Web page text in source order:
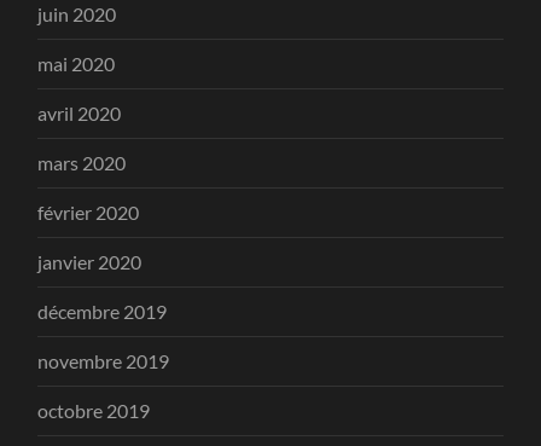
juin 2020
mai 2020
avril 2020
mars 2020
février 2020
janvier 2020
décembre 2019
novembre 2019
octobre 2019